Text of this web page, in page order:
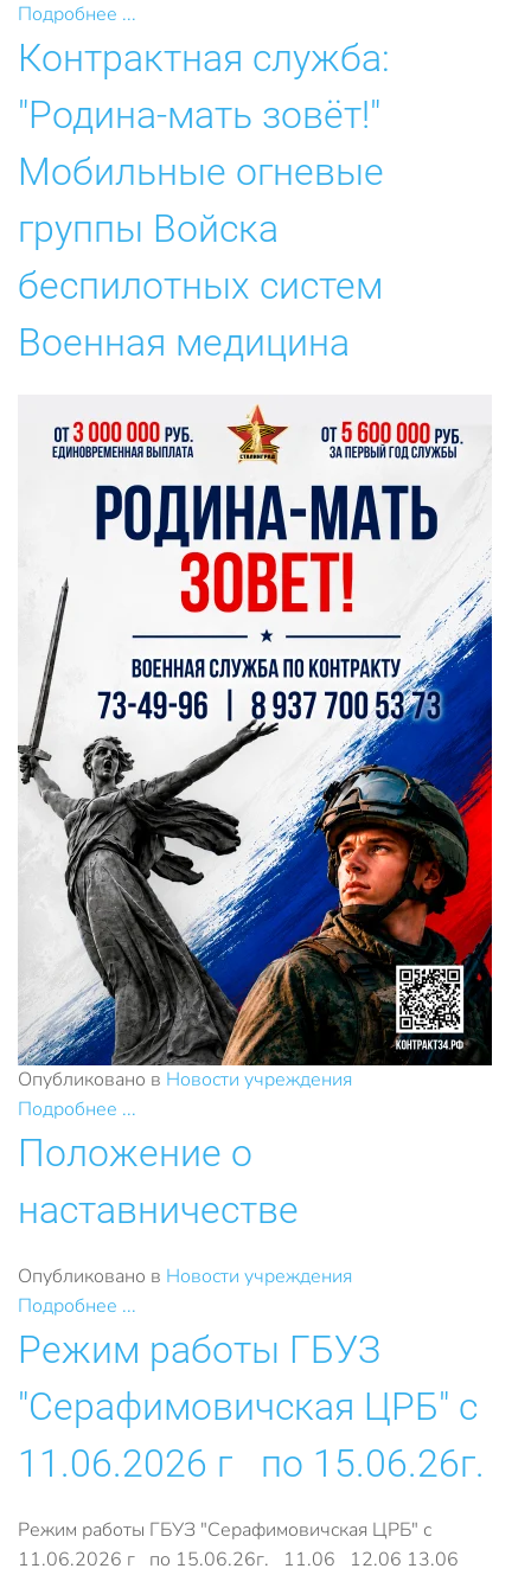
Подробнее ...
Контрактная служба:
"Родина-мать зовёт!"
Мобильные огневые
группы Войска
беспилотных систем
Военная медицина
Опубликовано в Новости учреждения
Подробнее ...
Положение о
наставничестве
Опубликовано в Новости учреждения
Подробнее ...
Режим работы ГБУЗ
"Серафимовичская ЦРБ" с
11.06.2026 г по 15.06.26г.
Режим работы ГБУЗ "Серафимовичская ЦРБ" с
11.06.2026 г по 15.06.26г. 11.06 12.06 13.06